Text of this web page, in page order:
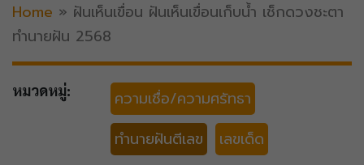
Home » ฝันเห็นเขื่อน ฝันเห็นเขื่อนเก็บน้ำ เช็กดวงชะตา
ทำนายฝัน 2568
หมวดหมู่:
ความเชื่อ/ความศรัทธา
ทำนายฝันตีเลข
เลขเด็ด